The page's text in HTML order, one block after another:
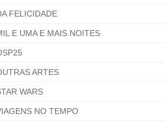
FELICIDADE
E UMA E MAIS NOITES
ARTES
WARS
NO TEMPO